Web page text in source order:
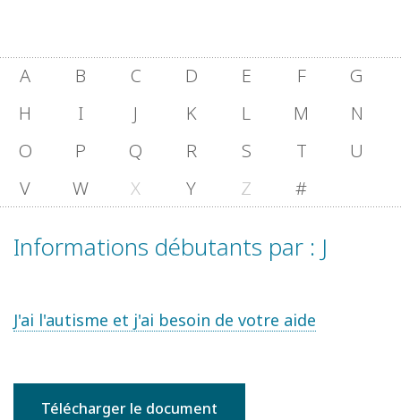
A B C D E F
G
H
I J K L M
N
O
P Q R S T
U
V
W X Y Z #
Informations débutants par : J
J'ai l'autisme et j'ai besoin de votre aide
Télécharger le document